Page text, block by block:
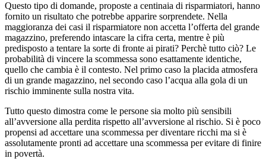
Questo tipo di domande, proposte a centinaia di risparmiatori, hanno
fornito un risultato che potrebbe apparire sorprendete. Nella
maggioranza dei casi il risparmiatore non accetta l’offerta del grande
magazzino, preferendo intascare la cifra certa, mentre è più
predisposto a tentare la sorte di fronte ai pirati? Perchè tutto ciò? Le
probabilità di vincere la scommessa sono esattamente identiche,
quello che cambia è il contesto. Nel primo caso la placida atmosfera
di un grande magazzino, nel secondo caso l’acqua alla gola di un
rischio imminente sulla nostra vita.
Tutto questo dimostra come le persone sia molto più sensibili
all’avversione alla perdita rispetto all’avversione al rischio. Si è poco
propensi ad accettare una scommessa per diventare ricchi ma si è
assolutamente pronti ad accettare una scommessa per evitare di finire
in povertà.